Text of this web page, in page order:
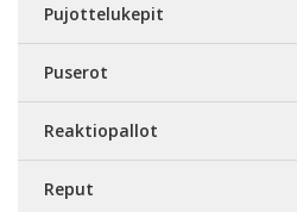
Pujottelukepit
Puserot
Reaktiopallot
Reput